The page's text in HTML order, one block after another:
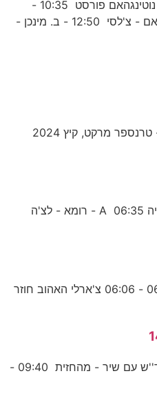
- מנ. סיטי 08:45 - מנ. יונייטד - נוטינגהאם פורסט 10:35 -
06:00 - המיטב ממחזור 11 בסרייה A 06:35 - רומא - לצ'ה
צ'ארלי והמספרים - פרק 16 06:00 - 06:06 צ'ארלי האהוב חוזר